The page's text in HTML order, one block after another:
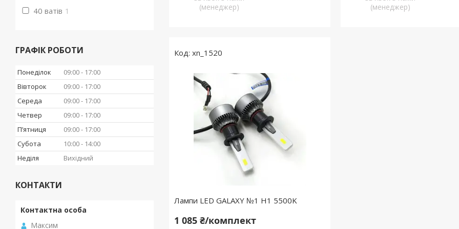
(менеджер)
(менеджер)
xn_1520
Лампи LED GALAXY №1 H1 5500K
1 085 ₴/комплект
40 ватів 1
ГРАФІК РОБОТИ
Понеділок 09:00
17:00
Вівторок
09:00
17:00
Середа
09:00
17:00
Четвер
09:00
17:00
Пʼятниця
09:00
17:00
Субота
10:00
14:00
Неділя
Вихідний
КОНТАКТИ
Максим